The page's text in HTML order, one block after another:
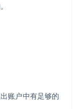
账户中有足够的